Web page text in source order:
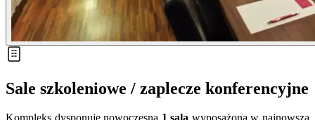
Sale szkoleniowe / zaplecze konferencyjne